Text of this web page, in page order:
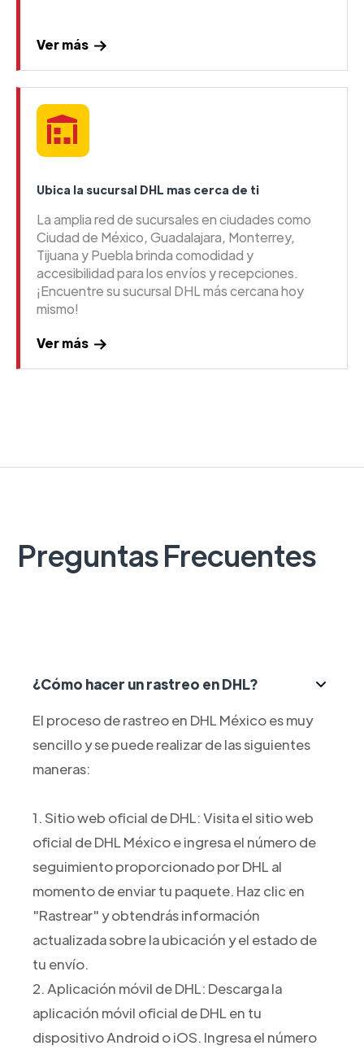
Ver más
Ubica la sucursal DHL mas cerca de ti
La amplia red de sucursales en ciudades como
Ciudad de México, Guadalajara, Monterrey,
Tijuana y Puebla brinda comodidad y
accesibilidad para los envíos y recepciones.
¡Encuentre su sucursal DHL más cercana hoy
mismo!
Ver más
Preguntas Frecuentes
¿Cómo hacer un rastreo en DHL?
El proceso de rastreo en DHL México es muy
sencillo y se puede realizar de las siguientes
maneras:
1. Sitio web oficial de DHL: Visita el sitio web
oficial de DHL México e ingresa el número de
seguimiento proporcionado por DHL al
momento de enviar tu paquete. Haz clic en
"Rastrear" y obtendrás información
actualizada sobre la ubicación y el estado de
tu envío.
2. Aplicación móvil de DHL: Descarga la
aplicación móvil oficial de DHL en tu
dispositivo Android o iOS. Ingresa el número